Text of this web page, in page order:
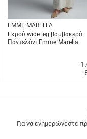
EMME MARELLA
Εκρού wide leg βαμβακερό
Παντελόνι Emme Marella
ΜΕΤΑΦΟΡΙΚΑ
Για να ενημερώνεστε